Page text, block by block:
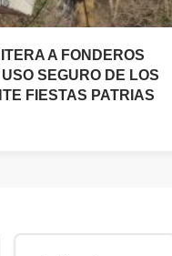
A FONDEROS
SEGURO DE LOS
FIESTAS PATRIAS